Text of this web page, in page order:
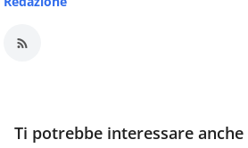
Ti potrebbe interessare anche